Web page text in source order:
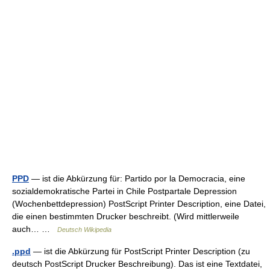
PPD — ist die Abkürzung für: Partido por la Democracia, eine
sozialdemokratische Partei in Chile Postpartale Depression
(Wochenbettdepression) PostScript Printer Description, eine Datei,
die einen bestimmten Drucker beschreibt. (Wird mittlerweile
auch… …
Deutsch Wikipedia
.ppd — ist die Abkürzung für PostScript Printer Description (zu
deutsch PostScript Drucker Beschreibung). Das ist eine Textdatei,